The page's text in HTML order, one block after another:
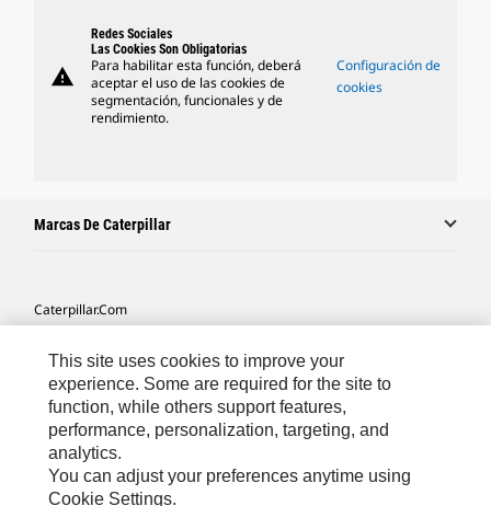
warning
Redes Sociales
Las Cookies Son Obligatorias
Para habilitar esta función, deberá
aceptar el uso de las cookies de
segmentación, funcionales y de
rendimiento.
Configuración de
cookies
Marcas De Caterpillar
Caterpillar.com
Mis Preferencias De Marketing
Mapa Del Sitio
Cookie Settings
Aviso Legal
This site uses cookies to improve your
experience. Some are required for the site to
function, while others support features,
performance, personalization, targeting, and
analytics.
You can adjust your preferences anytime using
Cookie Settings.